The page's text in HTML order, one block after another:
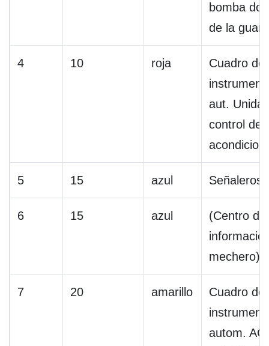
bomba
de la
4 10 roja
Cuadro de
aut.
control de
5 15 azul Señaleros
6 15 azul
(Centro de
mechero)
7 20 amarillo
Cuadro de
autom. AC,